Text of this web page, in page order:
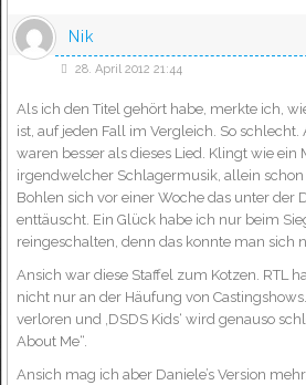
Nik
28. April 2012 21:44
Als ich den Titel gehört habe, merkte ich,
ist, auf jeden Fall im Vergleich. So schlecht.
waren besser als dieses Lied. Klingt wie ein
irgendwelcher Schlagermusik, allein schon
Bohlen sich vor einer Woche das unter der
enttäuscht. Ein Glück habe ich nur beim
reingeschalten, denn das konnte man sich
Ansich war diese Staffel zum Kotzen. RTL
nicht nur an der Häufung von
verloren und ‚DSDS Kids‘ wird genauso
About Me“.
Ansich mag ich aber Daniele’s Version